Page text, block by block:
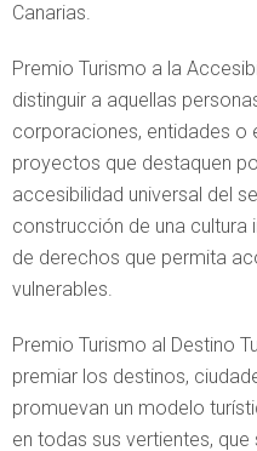
Canarias.
Premio Turismo a la
distinguir a aquellas
corporaciones, entidades o
proyectos que destaquen
accesibilidad universal del
construcción de una cultura
de derechos que permita
vulnerables.
Premio Turismo al Destino
premiar los destinos,
promuevan un modelo
en todas sus vertientes,